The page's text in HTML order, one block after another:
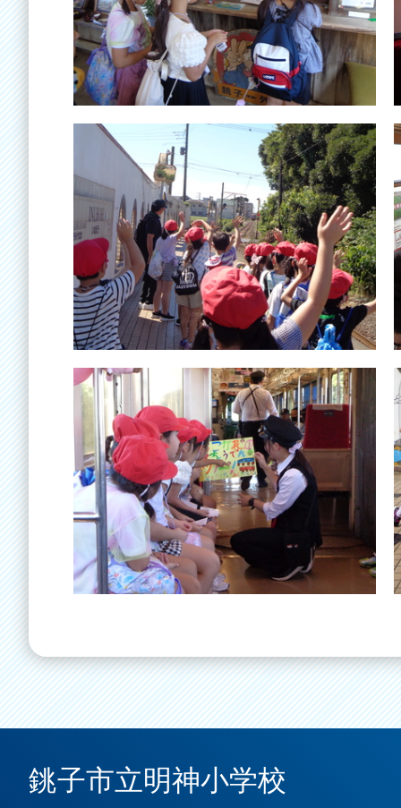
銚子市立明神小学校